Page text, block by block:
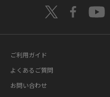
ご利用ガイド
よくあるご質問
お問い合わせ